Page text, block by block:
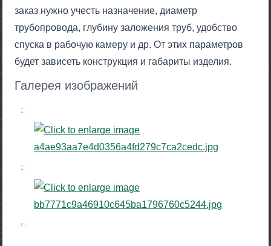
заказ нужно учесть назначение, диаметр
трубопровода, глубину заложения труб, удобство
спуска в рабочую камеру и др. От этих параметров
будет зависеть конструкция и габариты изделия.
Галерея изображений